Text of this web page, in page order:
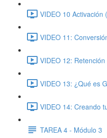
VIDEO 10 Activación
VIDEO 11:
VIDEO 12:
VIDEO 13: ¿Qué es
VIDEO 14: Creando
TAREA 4 - Módulo 3